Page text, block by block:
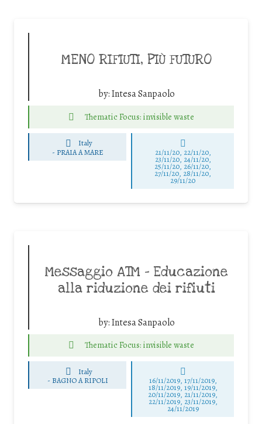
MENO RIFIUTI, PIÙ FUTURO
by:Intesa Sanpaolo
Thematic Focus: invisible waste
Italy
- PRAIA A MARE 21/11/20, 22/11/20,
23/11/20, 24/11/20,
25/11/20, 26/11/20,
27/11/20, 28/11/20,
29/11/20
Messaggio ATM – Educazione
alla riduzione dei rifiuti
by:Intesa Sanpaolo
Thematic Focus: invisible waste
Italy
- BAGNO A RIPOLI 16/11/2019, 17/11/2019,
18/11/2019, 19/11/2019,
20/11/2019, 21/11/2019,
22/11/2019, 23/11/2019,
24/11/2019